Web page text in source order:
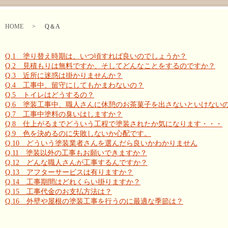
HOME Q＆A
Q.1 塗り替え時期は、いつ頃すれば良いのでしょうか？
Q.2 見積もりは無料ですか、そしてどんなことをするのですか？
Q.3 近所に迷惑は掛かりませんか？
Q.4 工事中、留守にしてもかまわないの？
Q.5 トイレはどうするの？
Q.6 塗装工事中、職人さんに休憩のお茶菓子を出さないといけない
Q.7 工事中塗料の臭いはしますか？
Q.8 仕上がるまでどういう工程で塗装されたか気になります・・・
Q.9 色を決めるのに失敗しないか心配です。
Q.10 どういう塗装業者さんを選んだら良いかわかりません
Q.11 塗装以外の工事もお願いできますか？
Q.12 どんな職人さんが工事するんですか？
Q.13 アフターサービスは有りますか？
Q.14 工事期間はどれくらい掛りますか？
Q.15 工事代金のお支払方法は？
Q.16 外壁や屋根の塗装工事を行うのに最適な季節は？